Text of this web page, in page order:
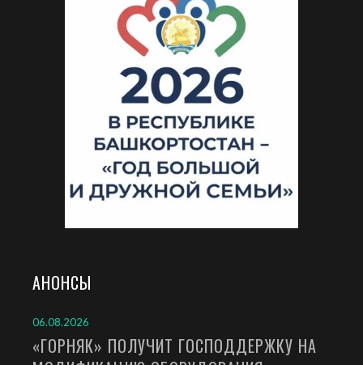
АНОНСЫ
06.08.2026
«ГОРНЯК» ПОЛУЧИТ ГОСПОДДЕРЖКУ НА